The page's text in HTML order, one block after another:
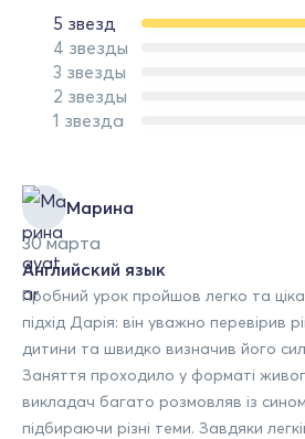
5 звезд
4 звезды
3 звезды
2 звезды
1 звезда
Марина
30 марта
Английский язык
Пробний урок пройшов легко та
підхід Дарія: він уважно перевірив
дитини та швидко визначив його
Заняття проходило у форматі
викладач багато розмовляв із
підбираючи різні теми. Завдяки